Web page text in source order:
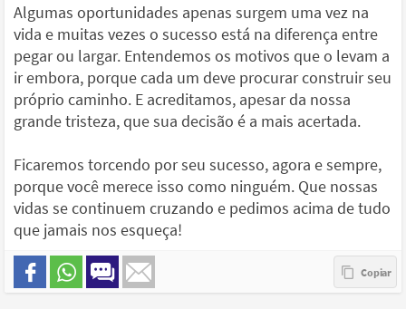
Algumas oportunidades apenas surgem uma vez na
vida e muitas vezes o sucesso está na diferença entre
pegar ou largar. Entendemos os motivos que o levam a
ir embora, porque cada um deve procurar construir seu
próprio caminho. E acreditamos, apesar da nossa
grande tristeza, que sua decisão é a mais acertada.
Ficaremos torcendo por seu sucesso, agora e sempre,
porque você merece isso como ninguém. Que nossas
vidas se continuem cruzando e pedimos acima de tudo
que jamais nos esqueça!